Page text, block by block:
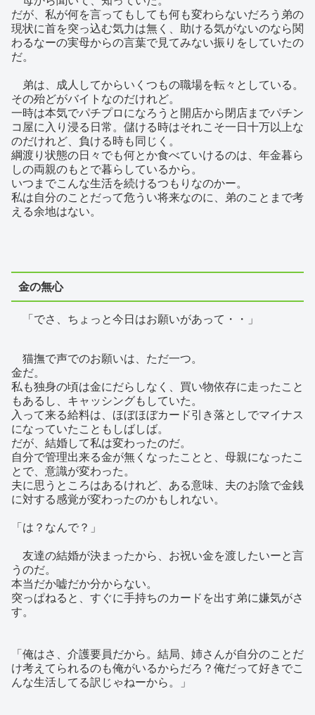
だが、私が何を言ってもしても何も変わらないだろう弟の
現状に首を突っ込む気力は無く、助ける気がないのなら関
わるなーの実母からの言葉で見てみない振りをしていたの
だ。
弟は、成人してからいくつもの職場を転々としている。
その殆どがバイトなのだけれど。
一時は本気でパチプロになろうと開店から閉店までパチン
コ屋に入り浸る日常。儲ける時はそれこそ一日十万以上な
のだけれど、負ける時も同じく。
綱渡り状態の日々でも何とか食べていけるのは、年金暮ら
しの両親のもとで暮らしているから。
いつまでこんな生活を続けるつもりなのかー。
私は自分のことだって危うい将来なのに、弟のことまで考
える余地はない。
金の無心
「でさ、ちょっと今日はお願いがあって・・」
猫撫で声でのお願いは、ただ一つ。
金だ。
私も独身の頃は金にだらしなく、買い物依存に走ったこと
もあるし、キャッシングもしていた。
入って来る給料は、ほぼほぼカード引き落としでマイナス
になっていたこともしばしば。
だが、結婚して私は変わったのだ。
自分で管理出来る金が無くなったことと、母親になったこ
とで、意識が変わった。
夫に思うところはあるけれど、ある意味、夫のお陰で金銭
に対する感覚が変わったのかもしれない。
「は？なんで？」
友達の結婚が決まったから、お祝い金を渡したいーと言
うのだ。
本当だか嘘だか分からない。
突っぱねると、すぐに手持ちのカードを出す弟に嫌気がさ
す。
「俺はさ、介護要員だから。結局、姉さんが自分のことだ
け考えてられるのも俺がいるからだろ？俺だって好きでこ
んな生活してる訳じゃねーから。」